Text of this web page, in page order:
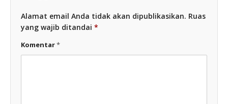
Alamat email Anda tidak akan dipublikasikan. Ruas
yang wajib ditandai *
Komentar*